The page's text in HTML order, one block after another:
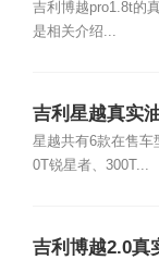
吉利博越pro1.8t的
是相关介绍...
吉利星越真实
星越共有6款在售车
0T锐星者、300T...
吉利博越2.0真